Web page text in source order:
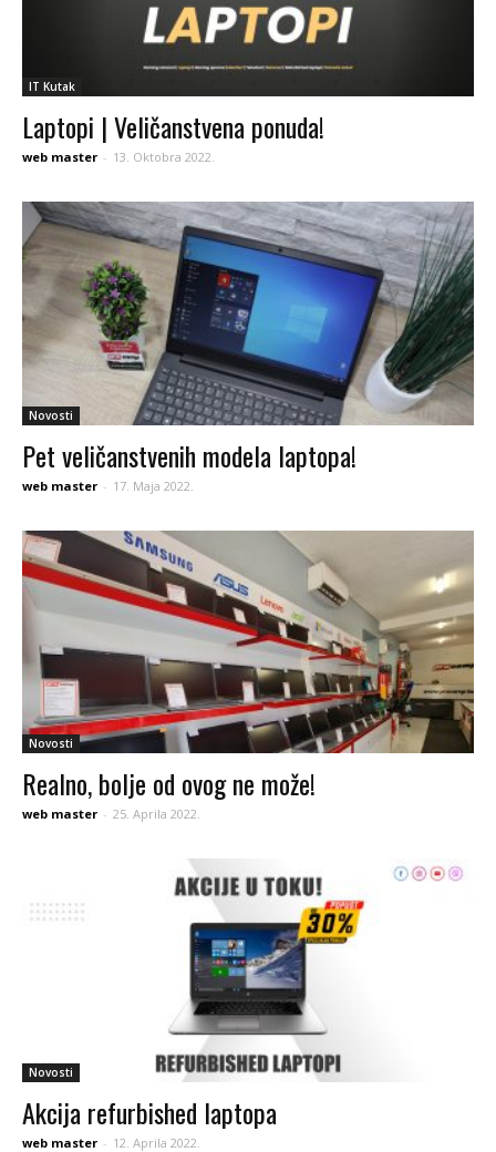
IT Kutak
Laptopi | Veličanstvena ponuda!
web master - 13. Oktobra 2022.
Novosti
Pet veličanstvenih modela laptopa!
web master - 17. Maja 2022.
Novosti
Realno, bolje od ovog ne može!
web master - 25. Aprila 2022.
Novosti
Akcija refurbished laptopa
web master - 12. Aprila 2022.